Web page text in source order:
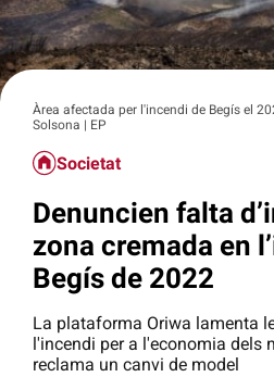
Àrea afectada per l'incendi de Begís el
Solsona | EP
Societat
Denuncien falta
zona cremada en
Begís de 2022
La plataforma Oriwa lamenta
l'incendi per a l'economia dels
reclama un canvi de model